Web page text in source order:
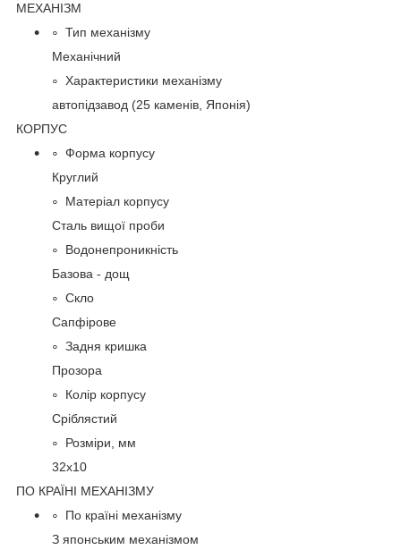
МЕХАНІЗМ
Тип механізму
Механічний
Характеристики механізму
автопідзавод (25 каменів, Японія)
КОРПУС
Форма корпусу
Круглий
Матеріал корпусу
Сталь вищої проби
Водонепроникність
Базова - дощ
Скло
Сапфірове
Задня кришка
Прозора
Колір корпусу
Сріблястий
Розміри, мм
32х10
ПО КРАЇНІ МЕХАНІЗМУ
По країні механізму
З японським механізмом